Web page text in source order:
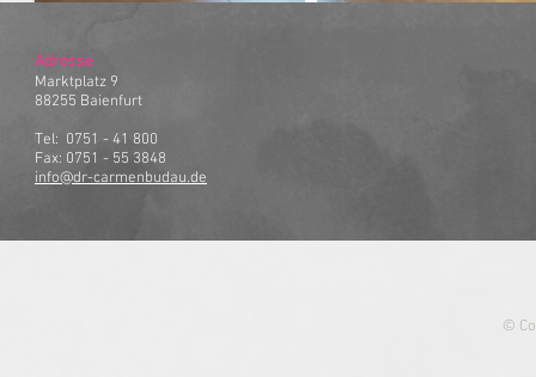
Adresse
Marktplatz 9
88255 Baienfurt
Tel: 0751 - 41 800
Fax: 0751 - 55 3848
info@dr-carmenbudau.de
©